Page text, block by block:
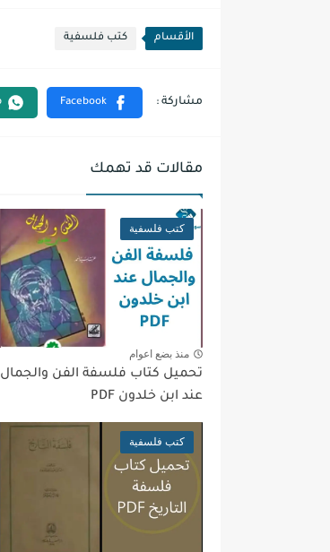
الأقسام كتب فلسفية
مقالات قد تهمك
كتب فلسفية
منذ بضع اعوام
تحميل كتاب فلسفة الفن والجمال
عند ابن خلدون PDF
كتب فلسفية